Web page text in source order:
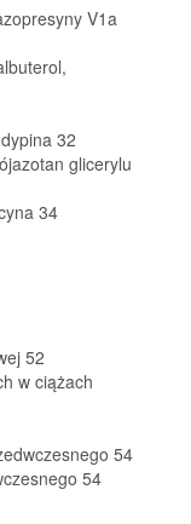
V1a
32
glicerylu
34
52
w ciążach
54
54